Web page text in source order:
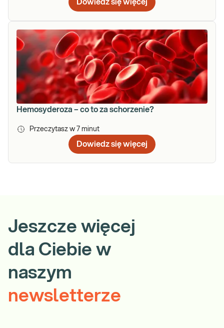
Dowiedz się więcej
Hemosyderoza – co to za schorzenie?
Przeczytasz w 7 minut
Dowiedz się więcej
Jeszcze więcej
dla Ciebie w
naszym
newsletterze